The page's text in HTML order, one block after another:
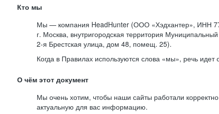
Кто мы
Мы — компания HeadHunter (ООО «Хэдхантер», ИНН
г. Москва, внутригородская территория Муниципальный
2-я Брестская улица, дом 48, помещ. 25).
Когда в Правилах используются слова «мы», речь
О чём этот документ
Мы очень хотим, чтобы наши сайты работали
актуальную для вас информацию.